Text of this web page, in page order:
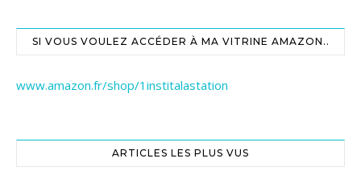
SI VOUS VOULEZ ACCÉDER À MA VITRINE AMAZON..
www.amazon.fr/shop/1institalastation
ARTICLES LES PLUS VUS